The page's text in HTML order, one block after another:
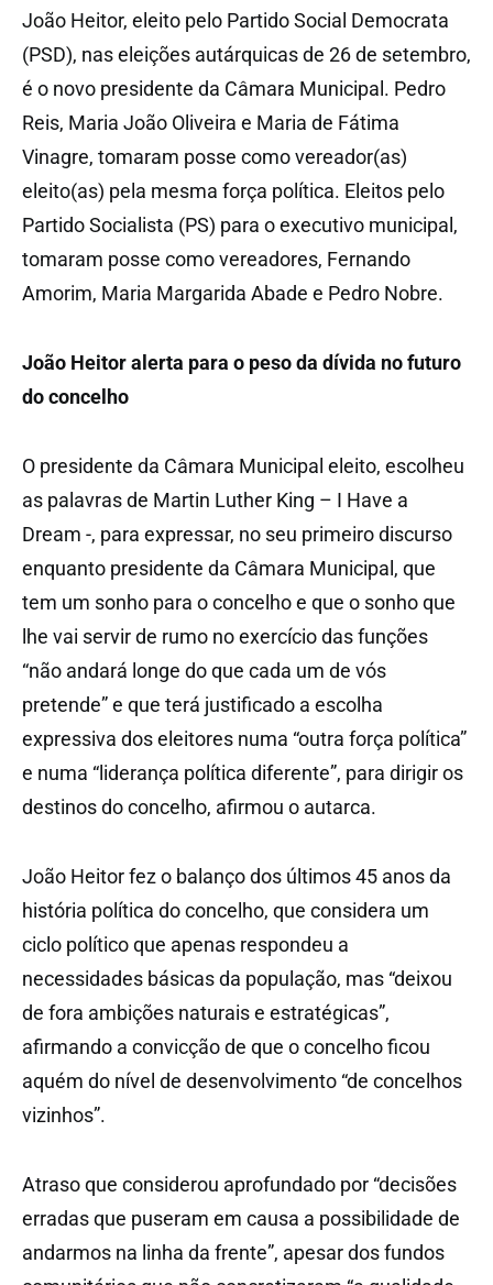
João Heitor, eleito pelo Partido Social Democrata
(PSD), nas eleições autárquicas de 26 de setembro,
é o novo presidente da Câmara Municipal. Pedro
Reis, Maria João Oliveira e Maria de Fátima
Vinagre, tomaram posse como vereador(as)
eleito(as) pela mesma força política. Eleitos pelo
Partido Socialista (PS) para o executivo municipal,
tomaram posse como vereadores, Fernando
Amorim, Maria Margarida Abade e Pedro Nobre.
João Heitor alerta para o peso da dívida no futuro
do concelho
O presidente da Câmara Municipal eleito, escolheu
as palavras de Martin Luther King – I Have a
Dream -, para expressar, no seu primeiro discurso
enquanto presidente da Câmara Municipal, que
tem um sonho para o concelho e que o sonho que
lhe vai servir de rumo no exercício das funções
“não andará longe do que cada um de vós
pretende” e que terá justificado a escolha
expressiva dos eleitores numa “outra força política”
e numa “liderança política diferente”, para dirigir os
destinos do concelho, afirmou o autarca.
João Heitor fez o balanço dos últimos 45 anos da
história política do concelho, que considera um
ciclo político que apenas respondeu a
necessidades básicas da população, mas “deixou
de fora ambições naturais e estratégicas”,
afirmando a convicção de que o concelho ficou
aquém do nível de desenvolvimento “de concelhos
vizinhos”.
Atraso que considerou aprofundado por “decisões
erradas que puseram em causa a possibilidade de
andarmos na linha da frente”, apesar dos fundos